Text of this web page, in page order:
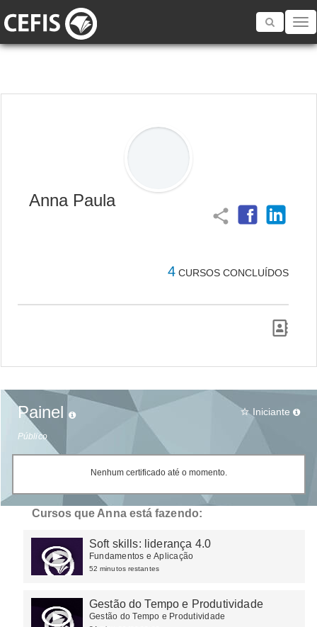
Toggle
Anna Paula
share
4 CURSOS CONCLUÍDOS
Painel
Público
star_border Iniciante
Nenhum certificado até o momento.
Cursos que Anna está fazendo:
Soft skills: liderança 4.0
Fundamentos e Aplicação
52 minutos restantes
Gestão do Tempo e Produtividade
Gestão do Tempo e Produtividade